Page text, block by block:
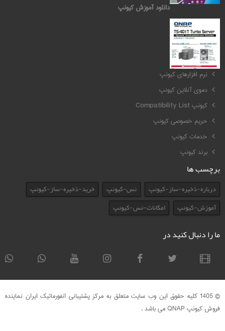
دانلود آموزش کیونپ
کیونپ QNAP
نرم افزارهای کیونپ
دموی آنلاین کیونپ
کیونپ Compatibility List
حریم خصوصی کیونپ
خدمات کیونپ
برند کیونپ
برچسب ها
درباره-ذخیره-ساز-کیونپ نس-کیونپ
خرید-ذخیره-ساز-کیونپ
آموزش-کیونپ
امکانات-نس-کیونپ
ما را دنبال کنید در
© 1405 کلیه حقوق این وب سایت متعلق به مرکز پشتیبانی انفورماتیک ایران نماینده
فروش کیونپ QNAP می باشد .